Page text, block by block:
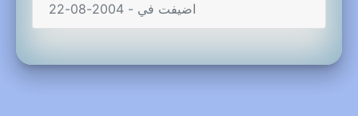
اضيفت في - 2004-08-22